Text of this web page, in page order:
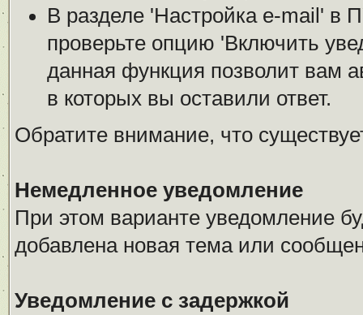
В разделе 'Настройка е-mail' в
проверьте опцию 'Включить
данная функция позволит вам
в которых вы оставили ответ.
Обратите внимание, что
Немедленное уведомление
При этом варианте уведомление
добавлена новая тема или
Уведомление с задержкой